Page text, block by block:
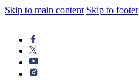
Skip to main content Skip to footer